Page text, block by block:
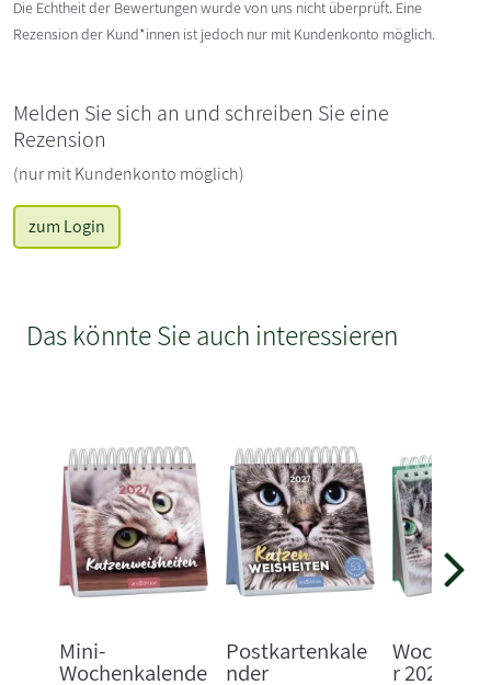
Die Echtheit der Bewertungen wurde von uns nicht überprüft. Eine
Rezension der Kund*innen ist jedoch nur mit Kundenkonto möglich.
Melden Sie sich an und schreiben Sie eine
Rezension
(nur mit Kundenkonto möglich)
zum Login
Das könnte Sie auch interessieren
Mini-
Wochenkalende
Postkartenkale
nder r 2027: